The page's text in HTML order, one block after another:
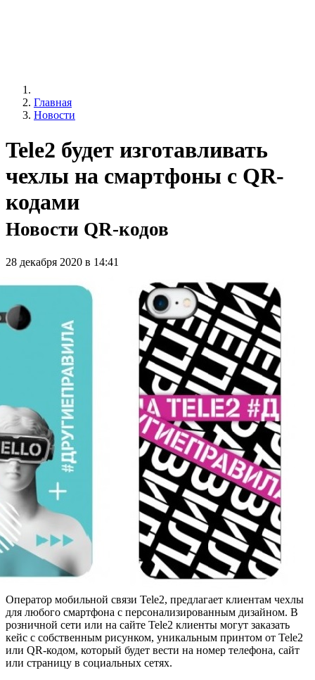
Главная
Новости
Tele2 будет изготавливать
чехлы на смартфоны c QR-
кодами
Новости QR-кодов
28 декабря 2020 в 14:41
Оператор мобильной связи Tele2, предлагает клиентам чехлы
для любого смартфона с персонализированным дизайном. В
розничной сети или на сайте Tele2 клиенты могут заказать
кейс с собственным рисунком, уникальным принтом от Tele2
или QR-кодом, который будет вести на номер телефона, сайт
или страницу в социальных сетях.